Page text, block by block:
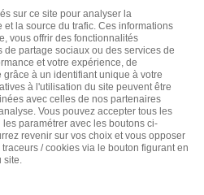
années un fervent défenseur
nutritionnel et
liées à l'âge.
thérapeutiques et d'en
pas à s'ouvrir vers d'autres
chinoise, l'homéopathie,
autres. Dans ses "lettres" il
ses connaissances, ses